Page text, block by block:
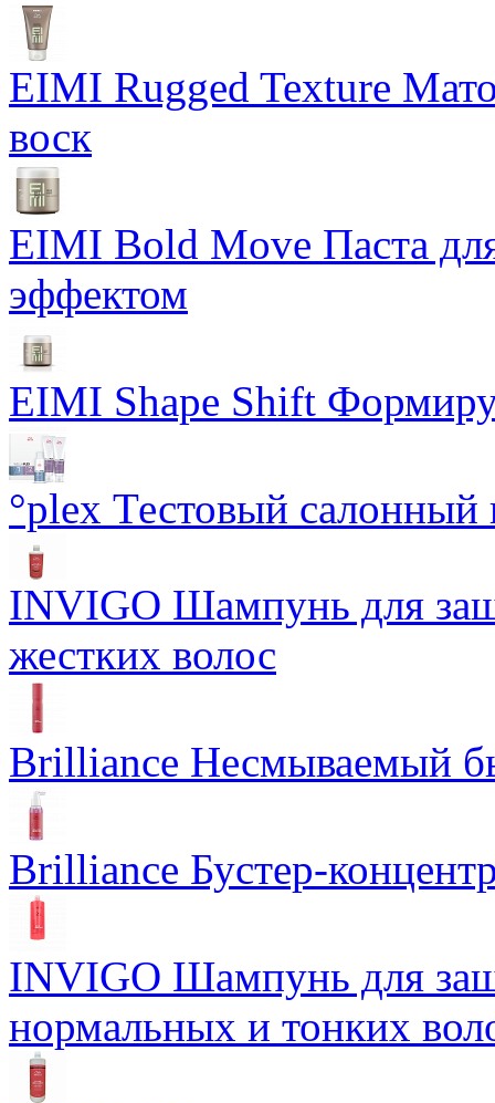
EIMI Rugged Texture
воск
EIMI Bold Move Паста
эффектом
EIMI Shape Shift
°plex Тестовый салонный
INVIGO Шампунь для
жестких волос
Brilliance Несмываемый
Brilliance Бустер-
INVIGO Шампунь для
нормальных и тонких